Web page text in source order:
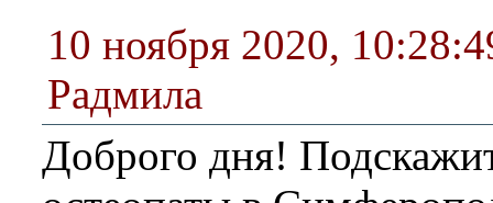
10 ноября 2020,
Радмила
Доброго дня!